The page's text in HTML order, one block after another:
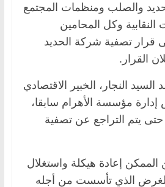
والصلب ومنظمات المجتمع
النقابية وكل المحامين
قرار تصفية شركة الحديد
القرار.
النجار، الخبير الاقتصادي
مؤسسة الأهرام سابقا،
يتم التراجع عن تصفية
الممكن إعادة هيكلة واستغلال
الذي تأسست من أجله